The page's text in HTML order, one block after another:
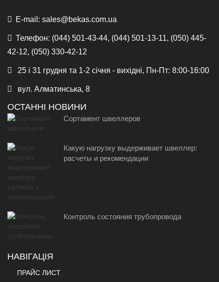
E-mail: sales@bekas.com.ua
Телефон: (044) 501-43-44, (044) 501-13-11, (050) 445-
42-12, (050) 330-42-12
25 і 31 грудня та 1-2 січня - вихідні, Пн-Пт: 8:00-16:00
вул. Алматинська, 8
ОСТАННІ НОВИНИ
Сортамент швеллеров
Какую нагрузку выдерживает швеллер:
расчеты и рекомендации
Контроль состояния трубопровода
НАВІГАЦІЯ
ПРАЙС ЛИСТ